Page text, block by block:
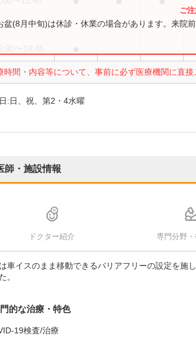
〜18:00 ●
時間・内容等について、事前に必ず医療機関に直接
盆(8月中旬)は休診・休業の場合があります。来院
:日、祝、第2・4水曜
師・施設情報
ドクター紹介 専門分野
車イスのまま移動できるバリアフリーの設定を施
。
的な治療・特色
19検査/治療